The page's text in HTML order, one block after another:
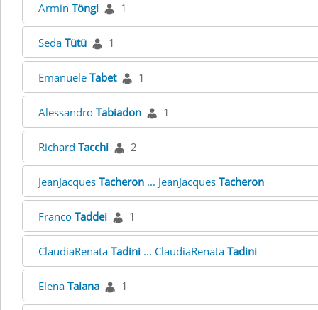
Armin Töngi 1
Seda Tütü 1
Emanuele Tabet 1
Alessandro Tabiadon 1
Richard Tacchi 2
JeanJacques Tacheron ... JeanJacques Tacheron
Franco Taddei 1
ClaudiaRenata Tadini ... ClaudiaRenata Tadini
Elena Taiana 1